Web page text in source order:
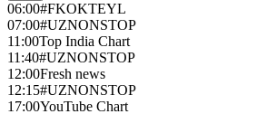
06:00#FKOKTEYL
07:00#UZNONSTOP
11:00Top India Chart
11:40#UZNONSTOP
12:00Fresh news
12:15#UZNONSTOP
17:00YouTube Chart